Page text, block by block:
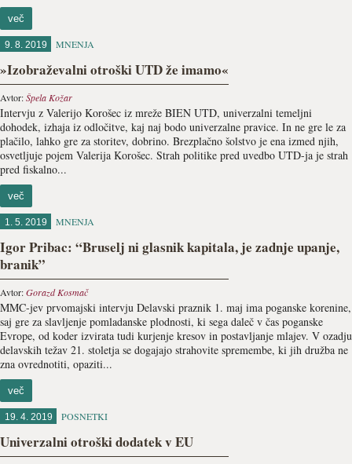
več
9. 8. 2019 MNENJA
»Izobraževalni otroški UTD že imamo«
Avtor:Špela Kožar
Intervju z Valerijo Korošec iz mreže BIEN UTD, univerzalni temeljni
dohodek, izhaja iz odločitve, kaj naj bodo univerzalne pravice. In ne gre le za
plačilo, lahko gre za storitev, dobrino. Brezplačno šolstvo je ena izmed njih,
osvetljuje pojem Valerija Korošec. Strah politike pred uvedbo UTD-ja je strah
pred fiskalno...
več
1. 5. 2019 MNENJA
Igor Pribac: “Bruselj ni glasnik kapitala, je zadnje upanje,
branik”
Avtor:Gorazd Kosmač
MMC-jev prvomajski intervju Delavski praznik 1. maj ima poganske korenine,
saj gre za slavljenje pomladanske plodnosti, ki sega daleč v čas poganske
Evrope, od koder izvirata tudi kurjenje kresov in postavljanje mlajev. V ozadju
delavskih težav 21. stoletja se dogajajo strahovite spremembe, ki jih družba ne
zna ovrednotiti, opaziti...
več
19. 4. 2019 POSNETKI
Univerzalni otroški dodatek v EU